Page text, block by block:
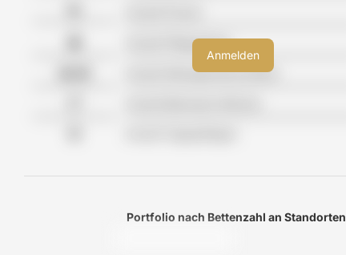
Anzahl Pflegeheime
Anzahl Wohngemeinschaften
Portfolio nach Bettenzahl an Standorten